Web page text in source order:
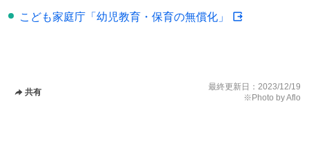
こども家庭庁「幼児教育・保育の無償化」
共有
最終更新日： 2023/12/19
※Photo by Aflo